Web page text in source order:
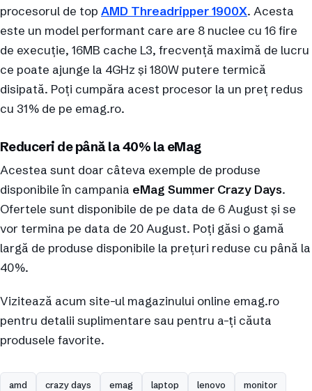
procesorul de top AMD Threadripper 1900X. Acesta
este un model performant care are 8 nuclee cu 16 fire
de execuție, 16MB cache L3, frecvență maximă de lucru
ce poate ajunge la 4GHz și 180W putere termică
disipată. Poți cumpăra acest procesor la un preț redus
cu 31% de pe emag.ro.
Reduceri de până la 40% la eMag
Acestea sunt doar câteva exemple de produse
disponibile în campania eMag Summer Crazy Days.
Ofertele sunt disponibile de pe data de 6 August și se
vor termina pe data de 20 August. Poți găsi o gamă
largă de produse disponibile la prețuri reduse cu până la
40%.
Vizitează acum site-ul magazinului online emag.ro
pentru detalii suplimentare sau pentru a-ți căuta
produsele favorite.
amd crazy days emag laptop lenovo monitor